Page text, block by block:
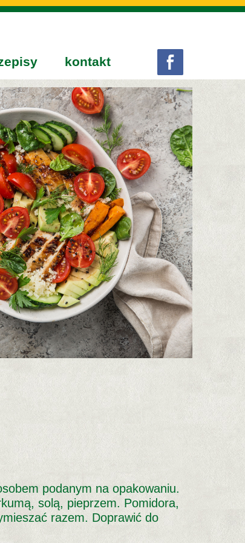
kontakt
podanym na opakowaniu.
solą, pieprzem. Pomidora,
razem. Doprawić do